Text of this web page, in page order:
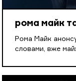
рома майк
Рома Майк
словами, вже